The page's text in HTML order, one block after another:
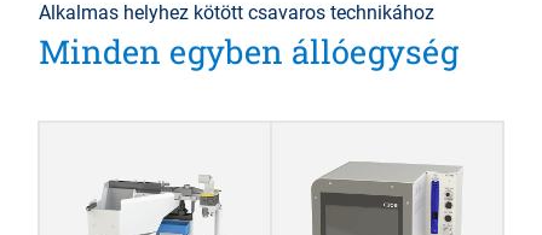
Alkalmas helyhez kötött csavaros technikához
Minden egyben állóegység